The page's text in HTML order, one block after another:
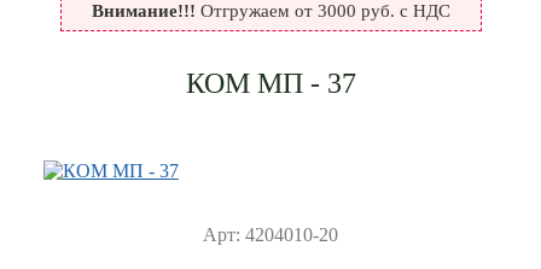
Внимание!!! Отгружаем от 3000 руб. с НДС
КОМ МП - 37
Арт: 4204010-20